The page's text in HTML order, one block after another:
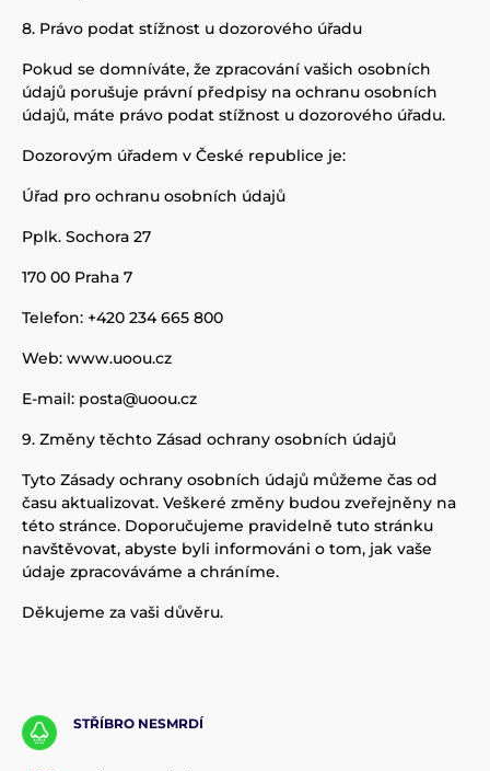
8. Právo podat stížnost u dozorového úřadu
Pokud se domníváte, že zpracování vašich osobních
údajů porušuje právní předpisy na ochranu osobních
údajů, máte právo podat stížnost u dozorového úřadu.
Dozorovým úřadem v České republice je:
Úřad pro ochranu osobních údajů
Pplk. Sochora 27
170 00 Praha 7
Telefon: +420 234 665 800
Web: www.uoou.cz
E-mail: posta@uoou.cz
9. Změny těchto Zásad ochrany osobních údajů
Tyto Zásady ochrany osobních údajů můžeme čas od
času aktualizovat. Veškeré změny budou zveřejněny na
této stránce. Doporučujeme pravidelně tuto stránku
navštěvovat, abyste byli informováni o tom, jak vaše
údaje zpracováváme a chráníme.
Děkujeme za vaši důvěru.
STŘÍBRO NESMRDÍ